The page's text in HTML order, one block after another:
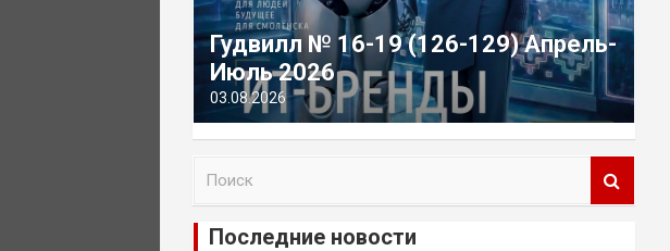
Гудвилл № 16-19 (126-129) Апрель-
Июль 2026
03.08.2026
и
Последние новости